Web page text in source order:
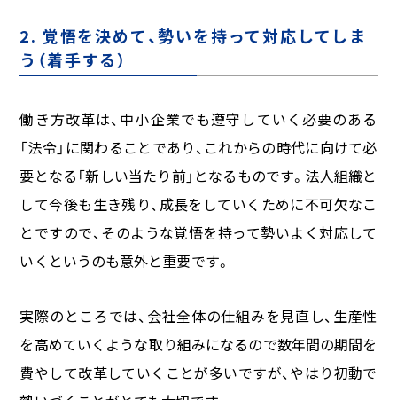
2. 覚悟を決めて、勢いを持って対応してしま
う（着手する）
働き方改革は、中小企業でも遵守していく必要のある
「法令」に関わることであり、これからの時代に向けて必
要となる「新しい当たり前」となるものです。法人組織と
して今後も生き残り、成長をしていくために不可欠なこ
とですので、そのような覚悟を持って勢いよく対応して
いくというのも意外と重要です。
実際のところでは、会社全体の仕組みを見直し、生産性
を高めていくような取り組みになるので数年間の期間を
費やして改革していくことが多いですが、やはり初動で